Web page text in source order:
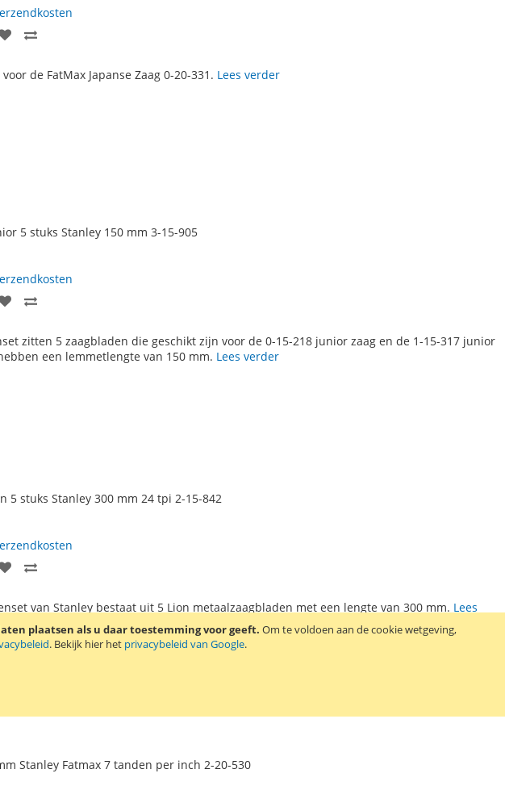
plaatsen als u daar toestemming voor geeft. Om te voldoen aan de cookie wetgeving,
. Bekijk hier het privacybeleid van Google.
VOEG
de FatMax Japanse Zaag 0-20-331. Lees verder
5 stuks Stanley 150 mm 3-15-905
VOEG
AANTE
zitten 5 zaagbladen die geschikt zijn voor de 0-15-218 junior zaag en de 1-15-317 junior
een lemmetlengte van 150 mm. Lees verder
5 stuks Stanley 300 mm 24 tpi 2-15-842
VOEG
VERLANGLIJST
VERGELIJKEN
van Stanley bestaat uit 5 Lion metaalzaagbladen met een lengte van 300 mm. Lees
Stanley Fatmax 7 tanden per inch 2-20-530